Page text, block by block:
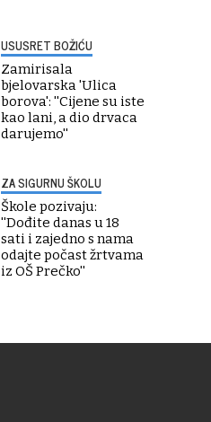
USUSRET BOŽIĆU
Zamirisala
bjelovarska 'Ulica
borova': ''Cijene su iste
kao lani, a dio drvaca
darujemo''
ZA SIGURNU ŠKOLU
Škole pozivaju:
''Dođite danas u 18
sati i zajedno s nama
odajte počast žrtvama
iz OŠ Prečko''